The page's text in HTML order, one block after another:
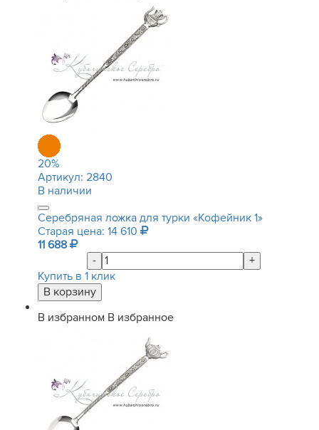
20%
Артикул: 2840
В наличии
Серебряная ложка для турки «Кофейник 1»
Старая цена: 14 610
11 688
-
+
Купить в 1 клик
В избранном В избранное